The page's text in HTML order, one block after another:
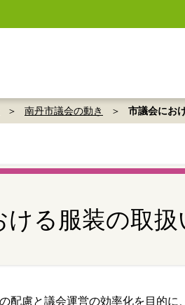
南丹市議会の動き 市議会にお
ける服装の取扱
配慮と議会運営の効率化を目的に